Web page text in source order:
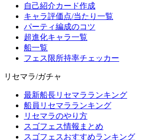
自己紹介カード作成
キャラ評価点/当たり一覧
パーティ編成のコツ
超進化キャラ一覧
船一覧
フェス限所持率チェッカー
リセマラ/ガチャ
最新船長リセマラランキング
船員リセマラランキング
リセマラのやり方
スゴフェス情報まとめ
スゴフェスおすすめランキング